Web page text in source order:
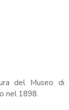
del Museo di
nel 1898.